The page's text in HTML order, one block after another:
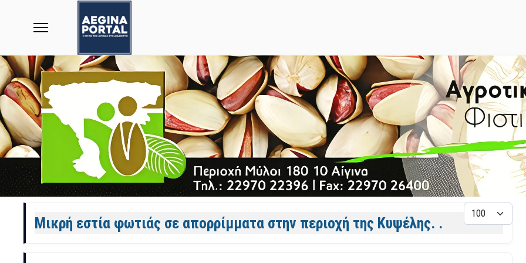
Άρθρα
Μικρή εστία φωτιάς σε απορρίμματα στην περιοχή της Κυψέλης. .